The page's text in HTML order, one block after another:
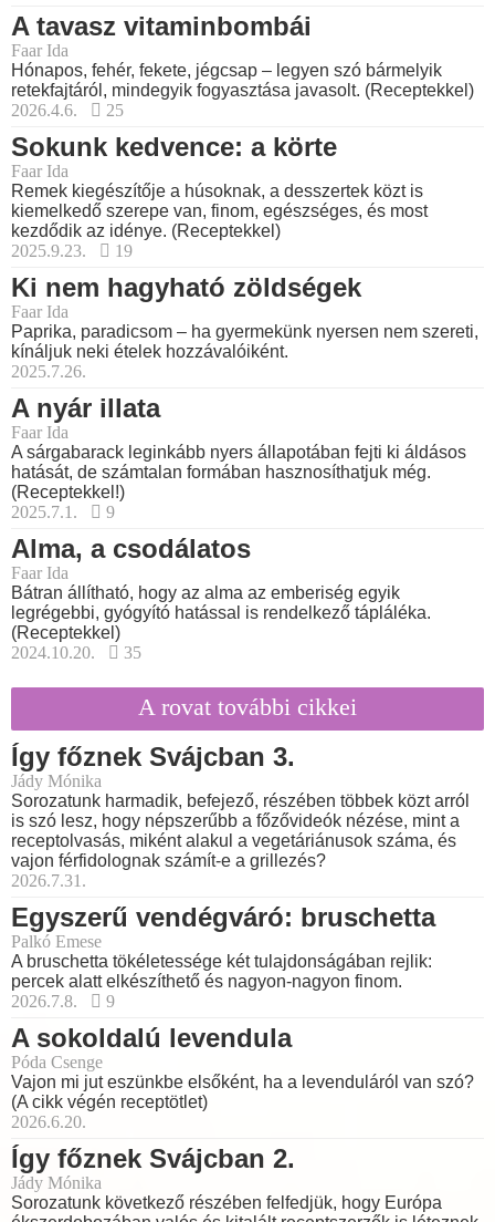
A tavasz vitaminbombái
Faar Ida
Hónapos, fehér, fekete, jégcsap – legyen szó bármelyik
retekfajtáról, mindegyik fogyasztása javasolt. (Receptekkel)
2026.4.6.
25
Sokunk kedvence: a körte
Faar Ida
Remek kiegészítője a húsoknak, a desszertek közt is
kiemelkedő szerepe van, finom, egészséges, és most
kezdődik az idénye. (Receptekkel)
2025.9.23.
19
Ki nem hagyható zöldségek
Faar Ida
Paprika, paradicsom – ha gyermekünk nyersen nem szereti,
kínáljuk neki ételek hozzávalóiként.
2025.7.26.
A nyár illata
Faar Ida
A sárgabarack leginkább nyers állapotában fejti ki áldásos
hatását, de számtalan formában hasznosíthatjuk még.
(Receptekkel!)
2025.7.1.
9
Alma, a csodálatos
Faar Ida
Bátran állítható, hogy az alma az emberiség egyik
legrégebbi, gyógyító hatással is rendelkező tápláléka.
(Receptekkel)
2024.10.20.
35
A rovat további cikkei
Így főznek Svájcban 3.
Jády Mónika
Sorozatunk harmadik, befejező, részében többek közt arról
is szó lesz, hogy népszerűbb a főzővideók nézése, mint a
receptolvasás, miként alakul a vegetáriánusok száma, és
vajon férfidolognak számít-e a grillezés?
2026.7.31.
Egyszerű vendégváró: bruschetta
Palkó Emese
A bruschetta tökéletessége két tulajdonságában rejlik:
percek alatt elkészíthető és nagyon-nagyon finom.
2026.7.8.
9
A sokoldalú levendula
Póda Csenge
Vajon mi jut eszünkbe elsőként, ha a levenduláról van szó?
(A cikk végén receptötlet)
2026.6.20.
Így főznek Svájcban 2.
Jády Mónika
Sorozatunk következő részében felfedjük, hogy Európa